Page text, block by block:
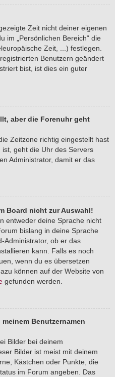
Zeit nicht deiner eigenen
im „Persönlichen Bereich“ die
Zeit, ...) festlegen.
Benutzern geändert
bist, ist dies ein guter
aber die Forenuhr geht
Zeitzone richtig eingestellt hast
geht die Uhr des Servers
Administrator, damit er das
Board nicht zur Auswahl!
entweder deine Sprache nicht
bislang in deine Sprache
Administrator, ob er das
kann. Falls es noch
wenn du es übersetzen
können auf der Website von
gefunden werden.
Benutzernamen
Bilder bei deinem
Bilder ist meist mit deinem
Kästchen oder Punkte, die
im Forum angeben. Das